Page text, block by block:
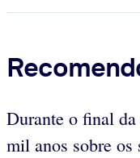
Durante o final
mil anos sobre